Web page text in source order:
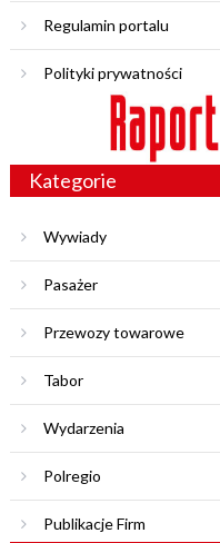
Regulamin portalu
Polityki prywatności
Kategorie
Wywiady
Pasażer
Przewozy towarowe
Tabor
Wydarzenia
Polregio
Publikacje Firm